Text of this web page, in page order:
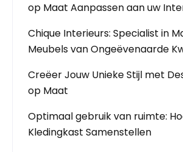
op Maat Aanpassen aan uw
Chique Interieurs: Specialist in
Meubels van Ongeëvenaarde
Creëer Jouw Unieke Stijl met
op Maat
Optimaal gebruik van ruimte:
Kledingkast Samenstellen